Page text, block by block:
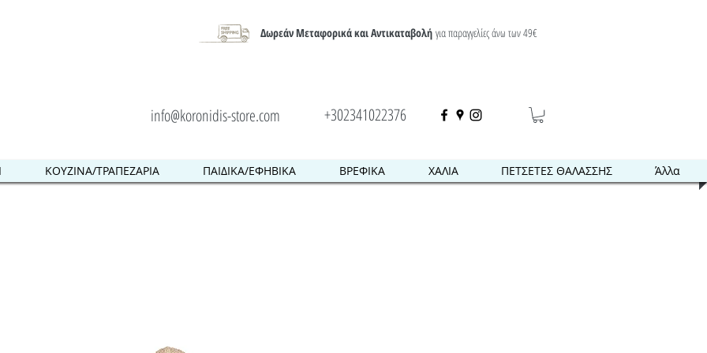
Δωρεάν Μεταφορικά και Αντικαταβολή για παραγγελίες άνω των 49€
info@koronidis-store.com +302341022376
ΚΟΥΖΙΝΑ/ΤΡΑΠΕΖΑΡΙΑ ΠΑΙΔΙΚΑ/ΕΦΗΒΙΚΑ ΒΡΕΦΙΚΑ ΧΑΛΙΑ ΠΕΤΣΕΤΕΣ ΘΑΛΑΣΣΗΣ Άλλα